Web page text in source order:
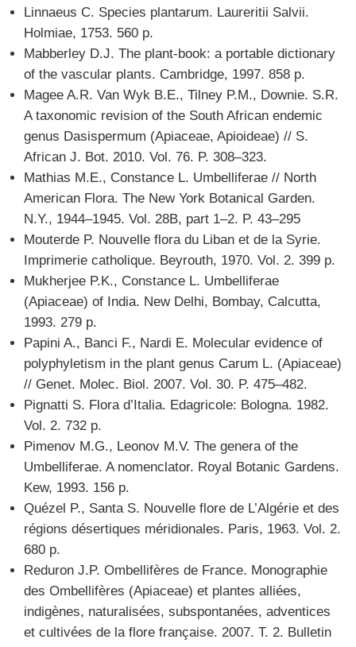
Linnaeus C. Species plantarum. Laureritii Salvii.
Holmiae, 1753. 560 p.
Mabberley D.J. The plant-book: a portable dictionary
of the vascular plants. Cambridge, 1997. 858 p.
Magee A.R. Van Wyk B.E., Tilney P.M., Downie. S.R.
A taxonomic revision of the South African endemic
genus Dasispermum (Apiaceae, Apioideae) // S.
African J. Bot. 2010. Vol. 76. P. 308–323.
Mathias M.E., Constance L. Umbelliferae // North
American Flora. The New York Botanical Garden.
N.Y., 1944–1945. Vol. 28B, part 1–2. P. 43–295
Mouterde P. Nouvelle flora du Liban et de la Syrie.
Imprimerie catholique. Beyrouth, 1970. Vol. 2. 399 p.
Mukherjee P.K., Constance L. Umbelliferae
(Apiaceae) of India. New Delhi, Bombay, Calcutta,
1993. 279 p.
Papini A., Banci F., Nardi E. Molecular evidence of
polyphyletism in the plant genus Carum L. (Apiaceae)
// Genet. Molec. Biol. 2007. Vol. 30. P. 475–482.
Pignatti S. Flora d’Italia. Edagricole: Bologna. 1982.
Vol. 2. 732 p.
Pimenov M.G., Leonov M.V. The genera of the
Umbelliferae. A nomenclator. Royal Botanic Gardens.
Kew, 1993. 156 p.
Quézel P., Santa S. Nouvelle flore de L’Algérie et des
régions désertiques méridionales. Paris, 1963. Vol. 2.
680 p.
Reduron J.P. Ombellifères de France. Monographie
des Ombellifères (Apiaceae) et plantes alliées,
indigènes, naturalisées, subspontanées, adventices
et cultivées de la flore française. 2007. T. 2. Bulletin